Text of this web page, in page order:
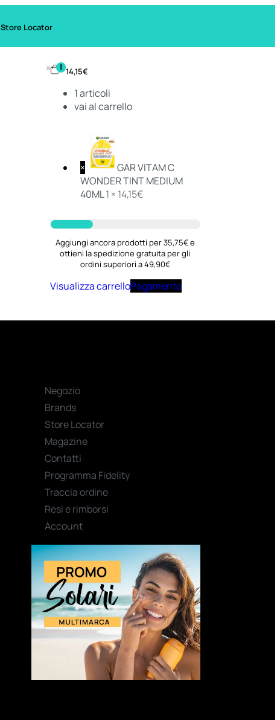
Store Locator
1 14,15€
1articoli
vai al carrello
×
GAR VITAM C
WONDER TINT MEDIUM
40ML1 × 14,15€
Aggiungi ancora prodotti per 35,75€ e
ottieni la spedizione gratuita per gli
ordini superiori a 49,90€
Visualizza carrelloPagamento
Negozio
Brands
Store Locator
Magazine
Contatti
Programma Fidelity
Traccia ordine
Resi e rimborsi
Account